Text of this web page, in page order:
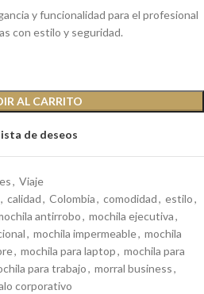
y funcionalidad para el profesional
con estilo y seguridad.
AL CARRITO
de deseos
, Viaje
, calidad, Colombia, comodidad, estilo,
antirrobo, mochila ejecutiva,
, mochila impermeable, mochila
, mochila para laptop, mochila para
para trabajo, morral business,
corporativo